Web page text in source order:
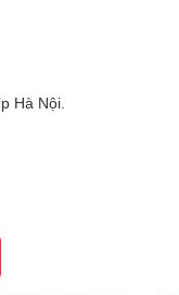
Hà Nội.